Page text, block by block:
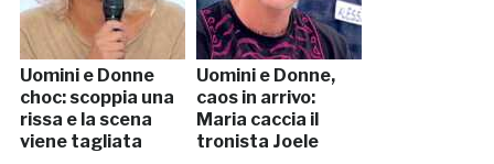
Uomini e Donne
choc: scoppia una
rissa e la scena
viene tagliata
Uomini e Donne,
caos in arrivo:
Maria caccia il
tronista Joele